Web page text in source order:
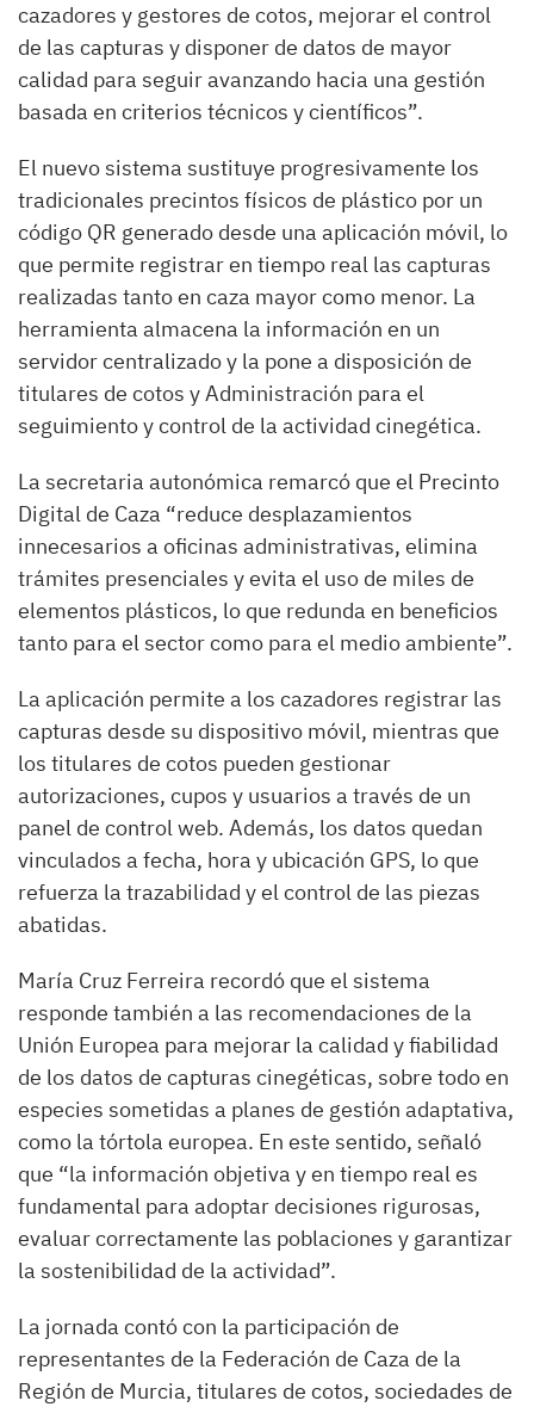
cazadores y gestores de cotos, mejorar el control
de las capturas y disponer de datos de mayor
calidad para seguir avanzando hacia una gestión
basada en criterios técnicos y científicos”.
El nuevo sistema sustituye progresivamente los
tradicionales precintos físicos de plástico por un
código QR generado desde una aplicación móvil, lo
que permite registrar en tiempo real las capturas
realizadas tanto en caza mayor como menor. La
herramienta almacena la información en un
servidor centralizado y la pone a disposición de
titulares de cotos y Administración para el
seguimiento y control de la actividad cinegética.
La secretaria autonómica remarcó que el Precinto
Digital de Caza “reduce desplazamientos
innecesarios a oficinas administrativas, elimina
trámites presenciales y evita el uso de miles de
elementos plásticos, lo que redunda en beneficios
tanto para el sector como para el medio ambiente”.
La aplicación permite a los cazadores registrar las
capturas desde su dispositivo móvil, mientras que
los titulares de cotos pueden gestionar
autorizaciones, cupos y usuarios a través de un
panel de control web. Además, los datos quedan
vinculados a fecha, hora y ubicación GPS, lo que
refuerza la trazabilidad y el control de las piezas
abatidas.
María Cruz Ferreira recordó que el sistema
responde también a las recomendaciones de la
Unión Europea para mejorar la calidad y fiabilidad
de los datos de capturas cinegéticas, sobre todo en
especies sometidas a planes de gestión adaptativa,
como la tórtola europea. En este sentido, señaló
que “la información objetiva y en tiempo real es
fundamental para adoptar decisiones rigurosas,
evaluar correctamente las poblaciones y garantizar
la sostenibilidad de la actividad”.
La jornada contó con la participación de
representantes de la Federación de Caza de la
Región de Murcia, titulares de cotos, sociedades de